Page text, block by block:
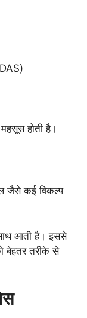
होती है।
जैसे कई विकल्प
आती है। इससे
बेहतर तरीके से